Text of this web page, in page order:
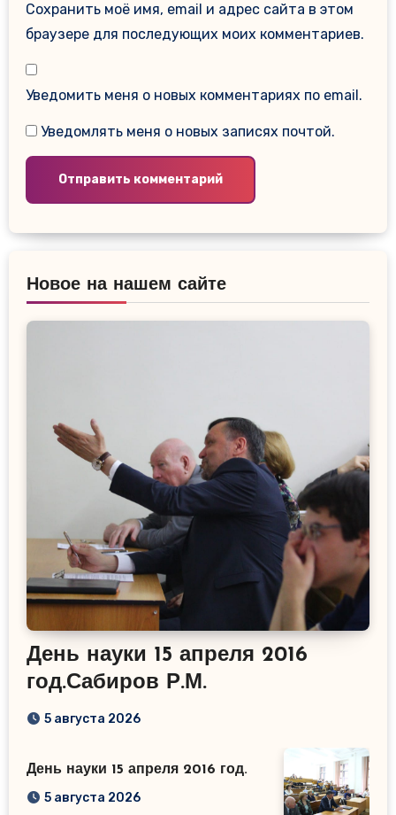
Сохранить моё имя, email и адрес сайта в этом
браузере для последующих моих комментариев.
Уведомить меня о новых комментариях по email.
Уведомлять меня о новых записях почтой.
Новое на нашем сайте
День науки 15 апреля 2016
год.Сабиров Р.М.
5 августа 2026
День науки 15 апреля 2016 год.
5 августа 2026